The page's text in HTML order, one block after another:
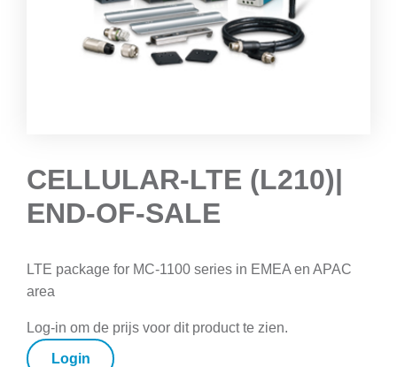
CELLULAR-LTE (L210)|
END-OF-SALE
LTE package for MC-1100 series in EMEA en APAC
area
Log-in om de prijs voor dit product te zien.
Login